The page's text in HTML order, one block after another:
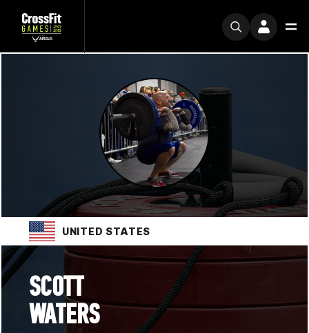
UNITED STATES
SCOTT
WATERS